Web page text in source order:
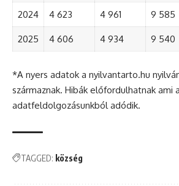
2024 4 623 4 961 9 585
2025 4 606 4 934 9 540
*A nyers adatok a nyilvantarto.hu
származnak. Hibák előfordulhatnak ami
adatfeldolgozásunkból adódik.
TAGGED: község